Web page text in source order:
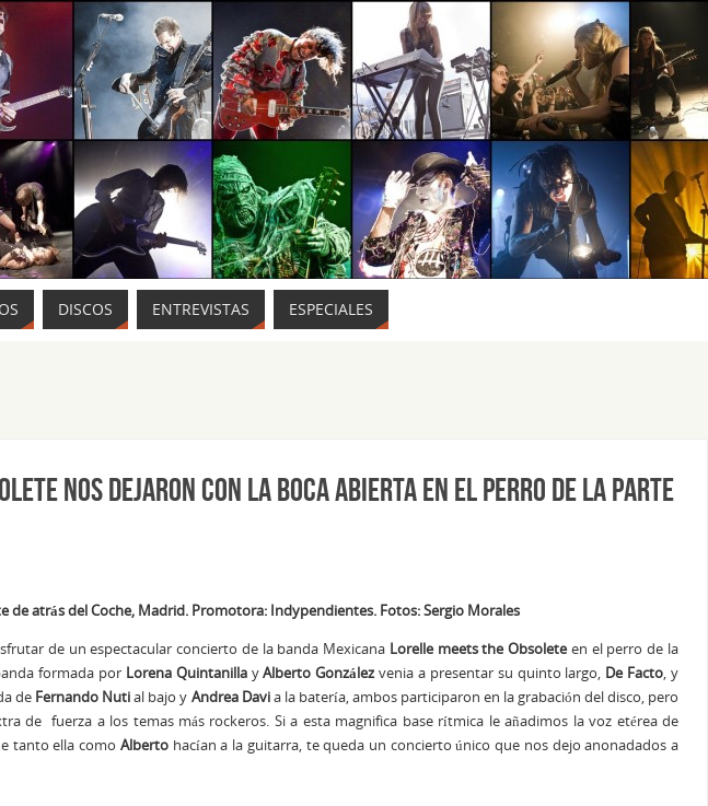
DISCOS ENTREVISTAS ESPECIALES
nos dejaron con la boca abierta en El perro de la parte
de atrás del Coche, Madrid. Promotora: Indypendientes. Fotos: Sergio Morales
de un espectacular concierto de la banda Mexicana Lorelle meets the Obsoleteen el perro de la
formada por Lorena QuintanillayAlberto González venia a presentar su quinto largo, De Facto, y
de Fernando Nutial bajo y Andrea Davia la batería, ambos participaron en la grabación del disco, pero
de fuerza a los temas más rockeros. Si a esta magnifica base rítmica le añadimos la voz etérea de
tanto ella como Albertohacían a la guitarra, te queda un concierto único que nos dejo anonadados a